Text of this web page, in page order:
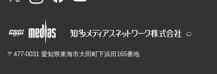
〒477-0031 愛知県東海市大田町下浜田165番地